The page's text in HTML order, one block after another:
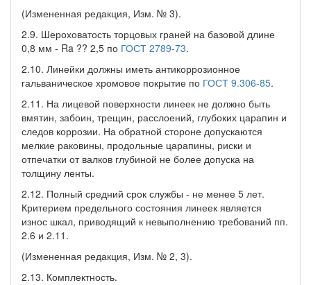
(Измененная редакция, Изм. № 3).
2.9. Шероховатость торцовых граней на базовой длине
0,8 мм - Ra ?? 2,5 по ГОСТ 2789-73.
2.10. Линейки должны иметь антикоррозионное
гальваническое хромовое покрытие по ГОСТ 9.306-85.
2.11. На лицевой поверхности линеек не должно быть
вмятин, забоин, трещин, расслоений, глубоких царапин и
следов коррозии. На обратной стороне допускаются
мелкие раковины, продольные царапины, риски и
отпечатки от валков глубиной не более допуска на
толщину ленты.
2.12. Полный средний срок службы - не менее 5 лет.
Критерием предельного состояния линеек является
износ шкал, приводящий к невыполнению требований пп.
2.6 и 2.11.
(Измененная редакция, Изм. № 2, 3).
2.13. Комплектность.